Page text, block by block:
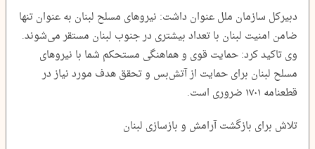
دبیرکل سازمان ملل عنوان داشت: نیروهای مسلح لبنان به عنوان تنها
ضامن امنیت لبنان با تعداد بیشتری در جنوب لبنان مستقر می‌شوند.
وی تاکید کرد: حمایت قوی و هماهنگی مستحکم شما با نیروهای
مسلح لبنان برای حمایت از آتش‌بس و تحقق هدف مورد نیاز در
قطعنامه ۱۷۰۱ ضروری است.
تلاش برای بازگشت آرامش و بازسازی لبنان